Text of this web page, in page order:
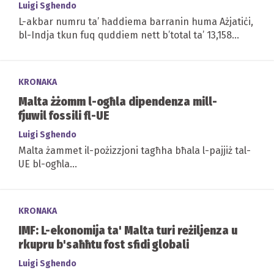
Luigi Sghendo
L-akbar numru ta’ ħaddiema barranin huma Ażjatiċi,
bl-Indja tkun fuq quddiem nett b’total ta’ 13,158
KRONAKA
Malta żżomm l-ogħla dipendenza mill-
fjuwil fossili fl-UE
Luigi Sghendo
Malta żammet il-pożizzjoni tagħha bħala l-pajjiż tal-
UE bl-ogħla...
KRONAKA
IMF: L-ekonomija ta' Malta turi reżiljenza u
rkupru b'saħħtu fost sfidi globali
Luigi Sghendo